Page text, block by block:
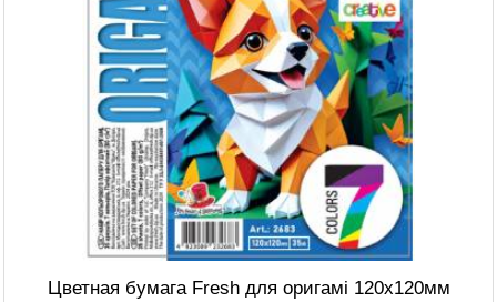
Цветная бумага Fresh для оригамі 120х120мм